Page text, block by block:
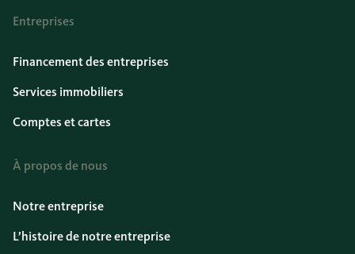
Entreprises
Financement des entreprises
Services immobiliers
Comptes et cartes
À propos de nous
Notre entreprise
L’histoire de notre entreprise